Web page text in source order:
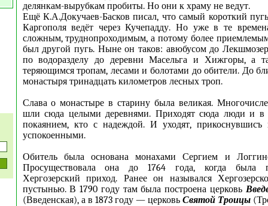
делянкам-вырубкам пробиты. Но они к храму не ведут.
Ещё К.А.Докучаев-Басков писал, что самый короткий
Каргополя ведёт через Кучепадду. Но уже в те
сложным, труднопроходимым, а потому более
был другой пугь. Ныне он таков: авюбусом до
по водоразделу до деревни Масельга и Хижгоры, а
теряющимся тропам, лесами и болотами до обители. До
монастыря тринадцать километров лесных троп.
Слава о монастыре в старину была великая.
шли сюда целыми деревнями. Приходят сюда люди и
покаянием, кто с надеждой. И уходят, прикоснувшисъ
успокоенными.
Обитель была основана монахами Сергием и
Просуществовала она до 1764 года, когда была
Хергозерский приход. Ранее он назывался
пустынью. В 1790 году там была построена церковь
(Введенская), а в 1873 году — церковь Святой Троицы